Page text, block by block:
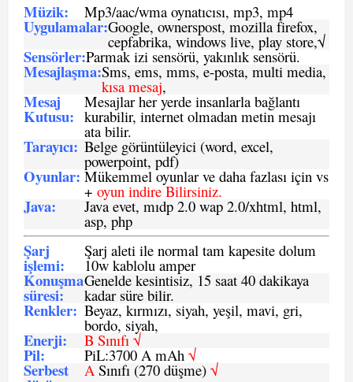
Müzik: Mp3/aac/wma oynatıcısı, mp3, mp4
Uygulamalar:Google, ownerspost, mozilla firefox,
cepfabrika, windows live, play store,√
Sensörler:Parmak izi sensörü, yakınlık sensörü.
Mesajlaşma:Sms, ems, mms, e-posta, multi media,
kısa mesaj,
Mesaj
Kutusu:
Mesajlar her yerde insanlarla bağlantı
kurabilir, internet olmadan metin mesajı
ata bilir.
Tarayıcı: Belge görüntüleyici (word, excel,
powerpoint, pdf)
Oyunlar: Mükemmel oyunlar ve daha fazlası için vs
+ oyun indire Bilirsiniz.
Java: Java evet, mıdp 2.0 wap 2.0/xhtml, html,
asp, php
Şarj
işlemi:
Şarj aleti ile normal tam kapesite dolum
10w kablolu amper
Konuşma
süresi:
Genelde kesintisiz, 15 saat 40 dakikaya
kadar süre bilir.
Renkler: Beyaz, kırmızı, siyah, yeşil, mavi, gri,
bordo, siyah,
Enerji: B Sınıfı √
Pil: PiL:3700 A mAh √
Serbest ASınıfı (270 düşme) √